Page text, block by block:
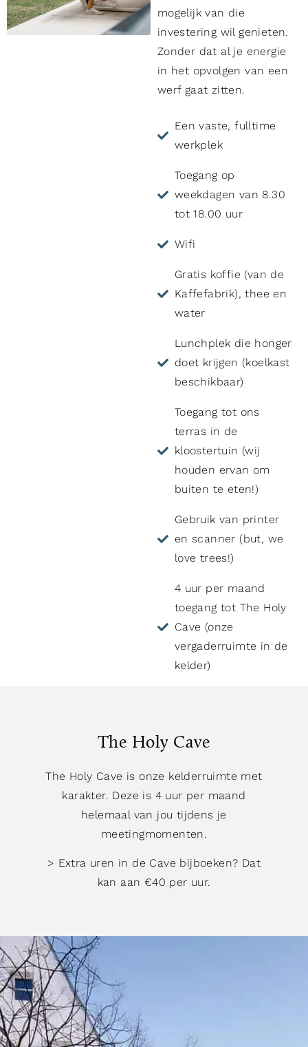
mogelijk van die
investering wil genieten.
Zonder dat al je energie
in het opvolgen van een
werf gaat zitten.
Een vaste, fulltime
werkplek
Toegang op
weekdagen van 8.30
tot 18.00 uur
Wifi
Gratis koffie (van de
Kaffefabrik), thee en
water
Lunchplek die honger
doet krijgen (koelkast
beschikbaar)
Toegang tot ons
terras in de
kloostertuin (wij
houden ervan om
buiten te eten!)
Gebruik van printer
en scanner (but, we
love trees!)
4 uur per maand
toegang tot The Holy
Cave (onze
vergaderruimte in de
kelder)
The Holy Cave
The Holy Cave is onze kelderruimte met
karakter. Deze is 4 uur per maand
helemaal van jou tijdens je
meetingmomenten.
> Extra uren in de Cave bijboeken? Dat
kan aan €40 per uur.